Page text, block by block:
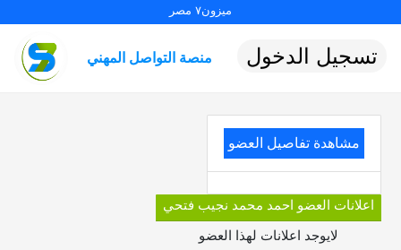
ميزون٧ مصر
منصة التواصل المهني تسجيل الدخول
مشاهدة تفاصيل العضو
اعلانات العضو احمد محمد نجيب فتحي
لايوجد اعلانات لهذا العضو